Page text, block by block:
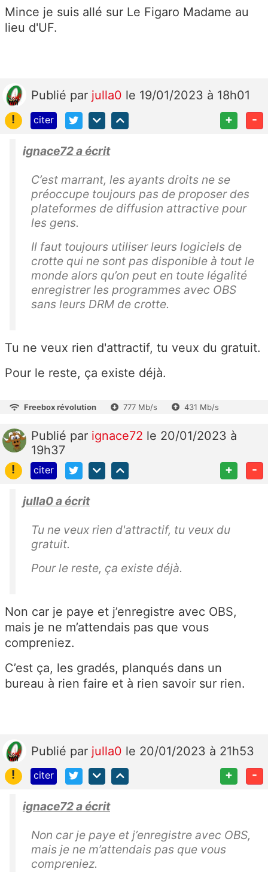
Mince je suis allé sur Le Figaro Madame au
lieu d'UF.
Publié par julla0 le 19/01/2023 à 18h01
!
citer + -
ignace72 a écrit
C’est marrant, les ayants droits ne se
préoccupe toujours pas de proposer des
plateformes de diffusion attractive pour
les gens.
Il faut toujours utiliser leurs logiciels de
crotte qui ne sont pas disponible à tout le
monde alors qu’on peut en toute légalité
enregistrer les programmes avec OBS
sans leurs DRM de crotte.
Tu ne veux rien d'attractif, tu veux du gratuit.
Pour le reste, ça existe déjà.
Freebox révolution 777 Mb/s 431 Mb/s
Publié par ignace72 le 20/01/2023 à
19h37
!
citer + -
julla0 a écrit
Tu ne veux rien d'attractif, tu veux du
gratuit.
Pour le reste, ça existe déjà.
Non car je paye et j’enregistre avec OBS,
mais je ne m’attendais pas que vous
compreniez.
C’est ça, les gradés, planqués dans un
bureau à rien faire et à rien savoir sur rien.
Publié par julla0 le 20/01/2023 à 21h53
!
citer + -
ignace72 a écrit
Non car je paye et j’enregistre avec OBS,
mais je ne m’attendais pas que vous
compreniez.